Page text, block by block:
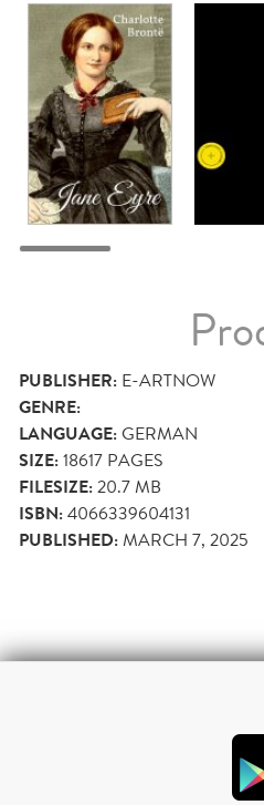
PUBLISHER: E-ARTNOW
GENRE:
LANGUAGE:GERMAN
SIZE:18617 PAGES
FILESIZE:20.7 MB
ISBN:4066339604131
PUBLISHED:MARCH 7, 2025